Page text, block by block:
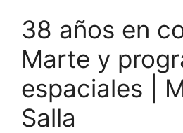
38 años en
Marte y
espaciales |
Salla